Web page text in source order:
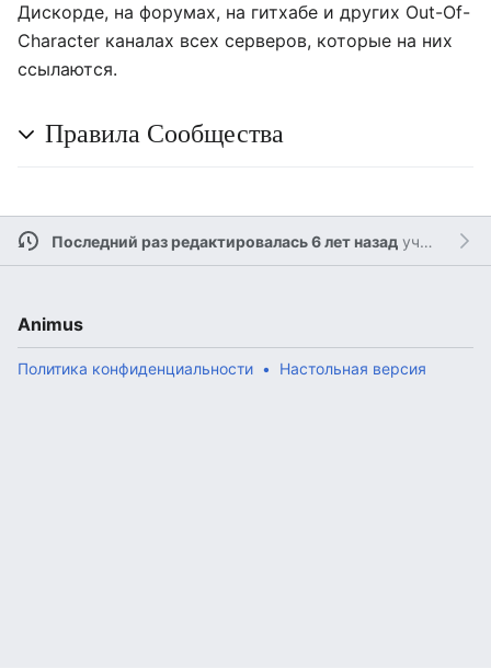
Дискорде, на форумах, на гитхабе и других Out-Of-
Character каналах всех серверов, которые на них
ссылаются.
Правила Сообщества
Последний раз редактировалась 6 лет назадучастником
Animus
Политика конфиденциальности Настольная версия